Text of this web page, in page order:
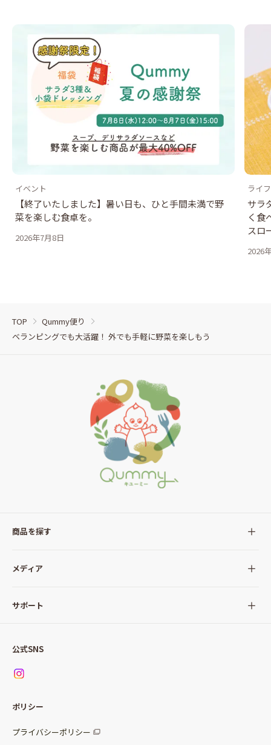
イベント
【終了いたしました】暑い日も、ひと手間未満で野
菜を楽しむ食卓を。
2026年7月8日
ライ
サラ
く食
スロ
2026
TOP
Qummy便り
ベランピングでも大活躍！ 外でも手軽に野菜を楽しもう
商品を探す
全ての商品
サラダ
パッケージサラダ
惣菜サラダ
調味料
メディア
Qummy(キユーミー)について
サポート
お問い合わせ
公式SNS
ポリシー
プライバシーポリシー